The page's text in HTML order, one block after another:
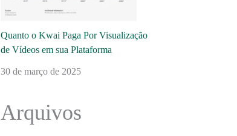
Quanto o Kwai Paga Por Visualização
de Vídeos em sua Plataforma
30 de março de 2025
Arquivos